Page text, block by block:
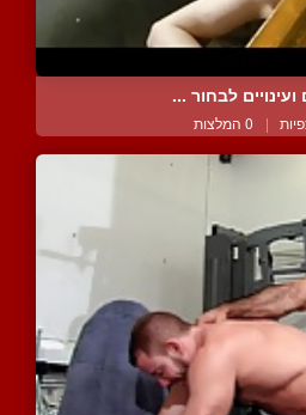
ועינויים לבחור ...
| 0 המלצות